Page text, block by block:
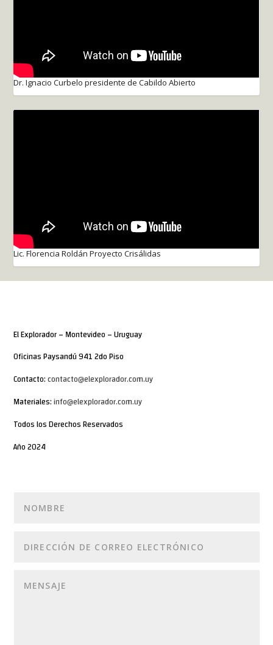
Dr. Ignacio Curbelo presidente de Cabildo Abierto
Lic. Florencia Roldán Proyecto Crisálidas
El Explorador – Montevideo – Uruguay
Oficinas Paysandú 941 2do Piso
Contacto:contacto@elexplorador.com.uy
Materiales:info@elexplorador.com.uy
Todos los Derechos Reservados
Año 2024